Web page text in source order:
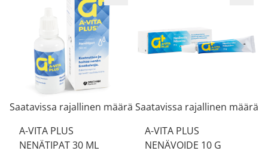
Saatavissa rajallinen määrä
A-VITA PLUS
NENÄTIPAT 30 ML
Saatavissa rajallinen määrä
A-VITA PLUS
NENÄVOIDE 10 G